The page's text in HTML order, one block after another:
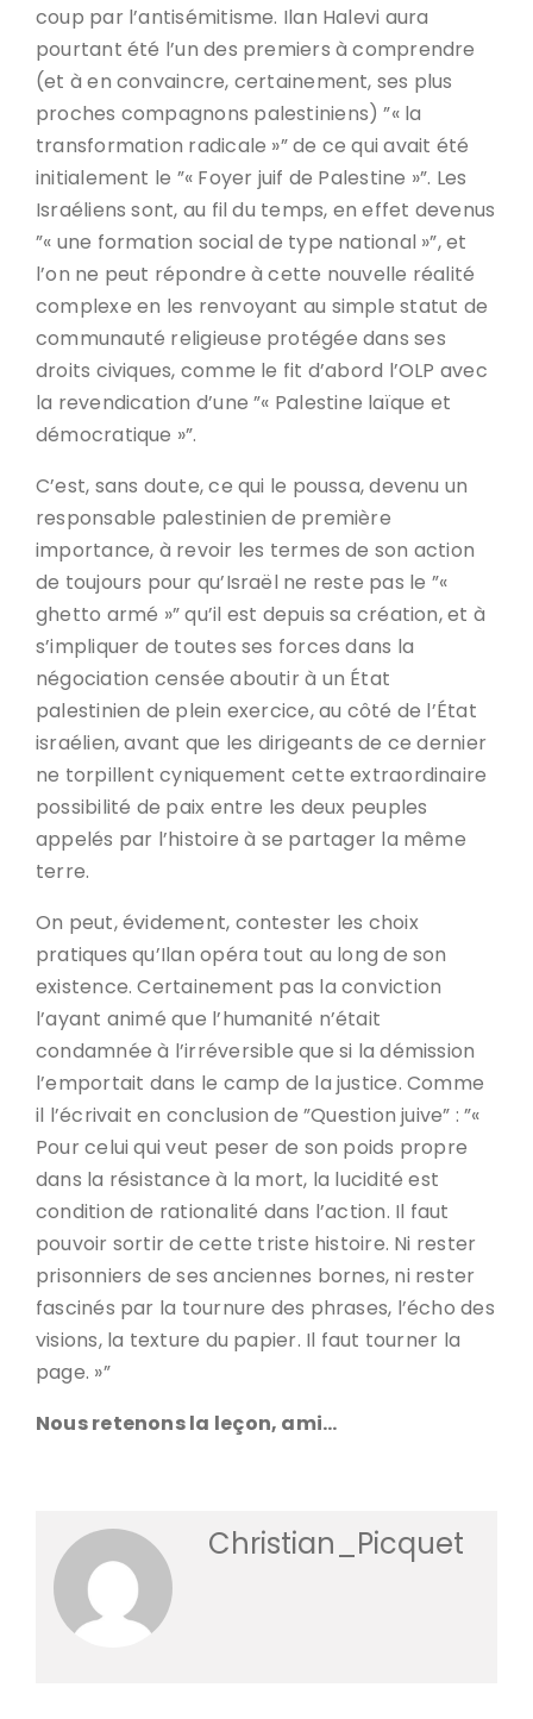
coup par l’antisémitisme. Ilan Halevi aura
pourtant été l’un des premiers à comprendre
(et à en convaincre, certainement, ses plus
proches compagnons palestiniens) ”« la
transformation radicale »” de ce qui avait été
initialement le ”« Foyer juif de Palestine »”. Les
Israéliens sont, au fil du temps, en effet devenus
”« une formation social de type national »”, et
l’on ne peut répondre à cette nouvelle réalité
complexe en les renvoyant au simple statut de
communauté religieuse protégée dans ses
droits civiques, comme le fit d’abord l’OLP avec
la revendication d’une ”« Palestine laïque et
démocratique »”.
C’est, sans doute, ce qui le poussa, devenu un
responsable palestinien de première
importance, à revoir les termes de son action
de toujours pour qu’Israël ne reste pas le ”«
ghetto armé »” qu’il est depuis sa création, et à
s’impliquer de toutes ses forces dans la
négociation censée aboutir à un État
palestinien de plein exercice, au côté de l’État
israélien, avant que les dirigeants de ce dernier
ne torpillent cyniquement cette extraordinaire
possibilité de paix entre les deux peuples
appelés par l’histoire à se partager la même
terre.
On peut, évidement, contester les choix
pratiques qu’Ilan opéra tout au long de son
existence. Certainement pas la conviction
l’ayant animé que l’humanité n’était
condamnée à l’irréversible que si la démission
l’emportait dans le camp de la justice. Comme
il l’écrivait en conclusion de ”Question juive” : ”«
Pour celui qui veut peser de son poids propre
dans la résistance à la mort, la lucidité est
condition de rationalité dans l’action. Il faut
pouvoir sortir de cette triste histoire. Ni rester
prisonniers de ses anciennes bornes, ni rester
fascinés par la tournure des phrases, l’écho des
visions, la texture du papier. Il faut tourner la
page. »”
Nous retenons la leçon, ami…
Christian_Picquet